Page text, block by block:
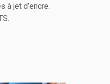
à jet d’encre.